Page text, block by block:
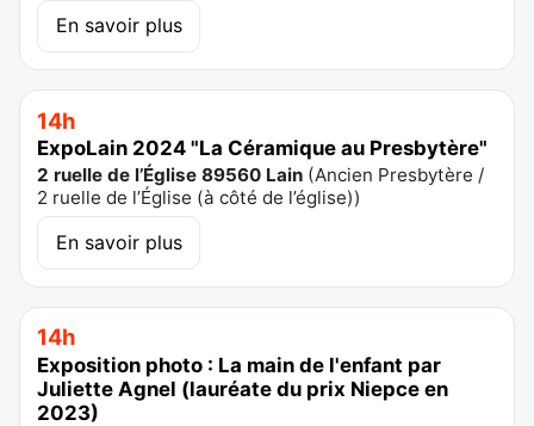
En savoir plus
14h
ExpoLain 2024 "La Céramique au Presbytère"
2 ruelle de l’Église 89560 Lain (Ancien Presbytère /
2 ruelle de l’Église (à côté de l’église))
En savoir plus
14h
Exposition photo : La main de l'enfant par
Juliette Agnel (lauréate du prix Niepce en
2023)